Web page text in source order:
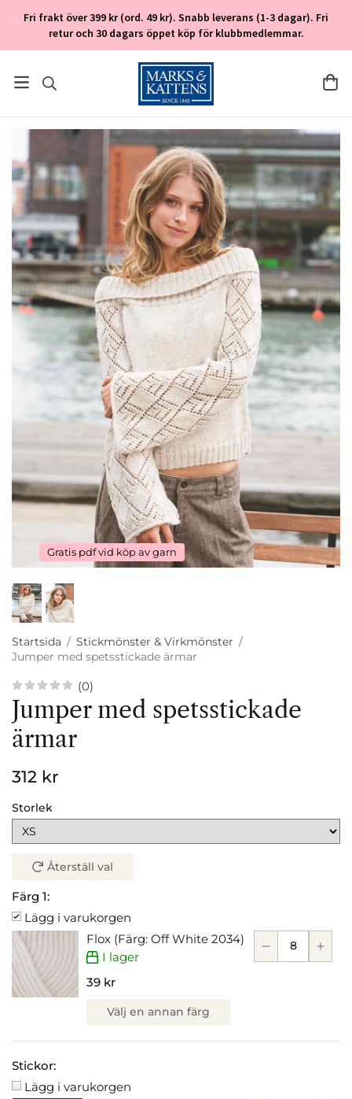
Fri frakt över 399 kr (ord. 49 kr). Snabb leverans (1-3 dagar). Fri
retur och 30 dagars öppet köp för klubbmedlemmar.
Gratis pdf vid köp av garn
Startsida / Stickmönster & Virkmönster /
Jumper med spetsstickade ärmar
(0)
Jumper med spetsstickade
ärmar
312 kr
Storlek
Återställ val
Färg 1:
Lägg i varukorgen
Flox (Färg: Off White 2034)
I lager
39 kr
Välj en annan färg
Stickor:
Lägg i varukorgen